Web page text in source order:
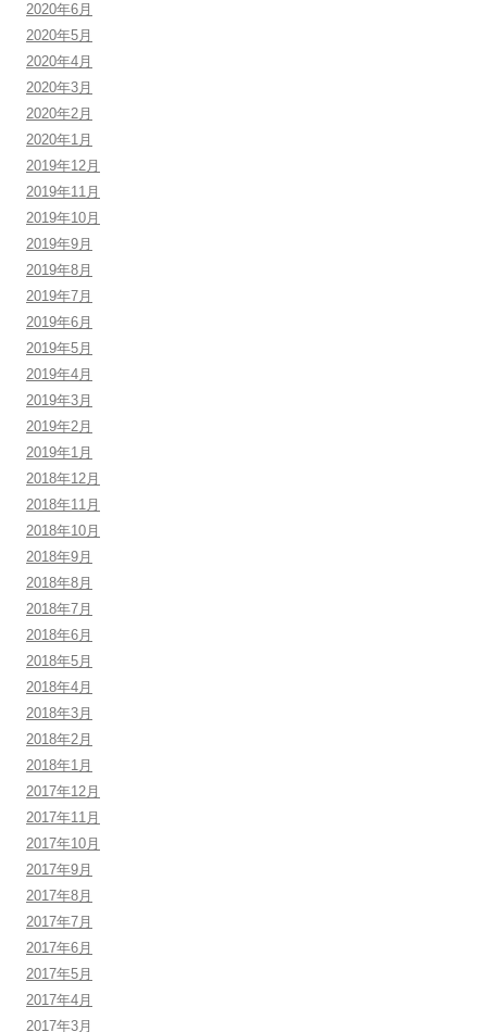
2020年6月
2020年5月
2020年4月
2020年3月
2020年2月
2020年1月
2019年12月
2019年11月
2019年10月
2019年9月
2019年8月
2019年7月
2019年6月
2019年5月
2019年4月
2019年3月
2019年2月
2019年1月
2018年12月
2018年11月
2018年10月
2018年9月
2018年8月
2018年7月
2018年6月
2018年5月
2018年4月
2018年3月
2018年2月
2018年1月
2017年12月
2017年11月
2017年10月
2017年9月
2017年8月
2017年7月
2017年6月
2017年5月
2017年4月
2017年3月